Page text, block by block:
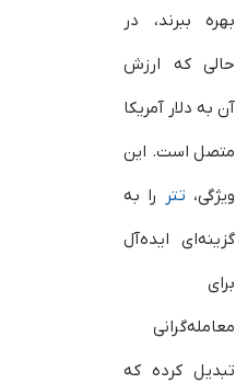
بهره ببرند، در
حالی که ارزش
آن به دلار آمریکا
متصل است. این
ویژگی، تتر را به
گزینه‌ای ایده‌آل
برای
معامله‌گرانی
تبدیل کرده که